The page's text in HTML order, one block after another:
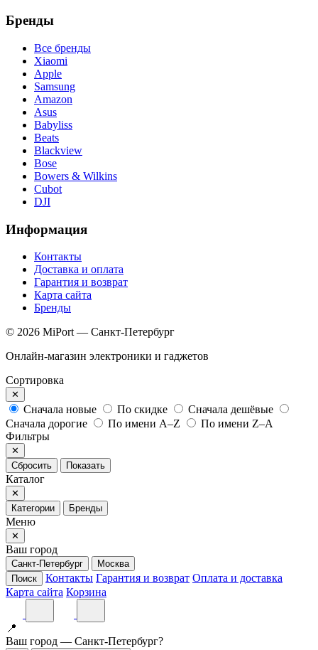
Бренды
Все бренды
Xiaomi
Apple
Samsung
Amazon
Asus
Babyliss
Beats
Blackview
Bose
Bowers & Wilkins
Cubot
DJI
Информация
Контакты
Доставка и оплата
Гарантия и возврат
Карта сайта
Бренды
© 2026 MiPort — Санкт-Петербург
Онлайн-магазин электроники и гаджетов
Сортировка
✕
Сначала новые По скидке
Сначала дешёвые
Сначала дорогие
По имени A–Z
По имени Z–A
Фильтры
✕
Сбросить
Показать
Каталог
✕
Категории
Бренды
Меню
✕
Ваш город
Санкт-Петербург
Москва
Поиск
Контакты Гарантия и возврат Оплата и доставка
Карта сайта Корзина
📍
Ваш город — Санкт-Петербург?